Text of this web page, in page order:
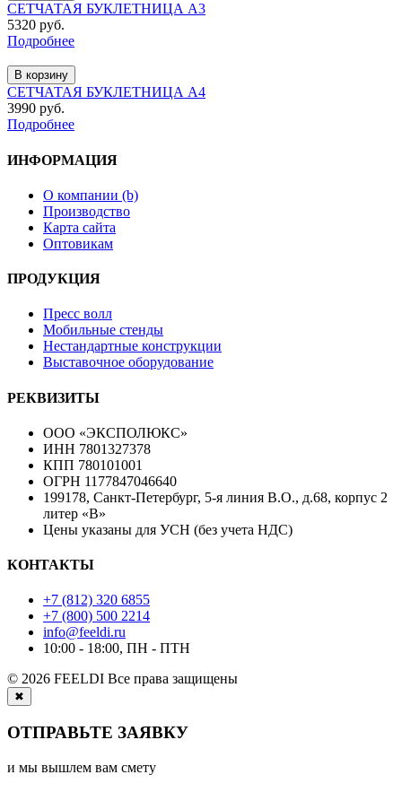
СЕТЧАТАЯ БУКЛЕТНИЦА А3
5320 руб.
Подробнее
В корзину
СЕТЧАТАЯ БУКЛЕТНИЦА А4
3990 руб.
Подробнее
ИНФОРМАЦИЯ
О компании (b)
Производство
Карта сайта
Оптовикам
ПРОДУКЦИЯ
Пресс волл
Мобильные стенды
Нестандартные конструкции
Выставочное оборудование
РЕКВИЗИТЫ
ООО «ЭКСПОЛЮКС»
ИНН 7801327378
КПП 780101001
ОГРН 1177847046640
199178, Санкт-Петербург, 5-я линия В.О., д.68, корпус 2
литер «В»
Цены указаны для УСН (без учета НДС)
КОНТАКТЫ
+7 (812) 320 6855
+7 (800) 500 2214
info@feeldi.ru
10:00 - 18:00, ПН - ПТН
© 2026 FEELDI Все права защищены
✖
ОТПРАВЬТЕ ЗАЯВКУ
и мы вышлем вам смету